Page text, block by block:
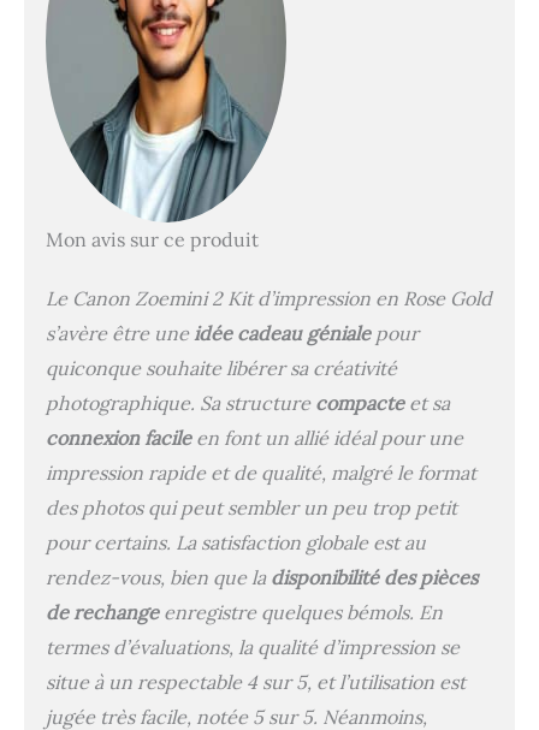
CONNECTIVITÉ
IMPECCABLE : reliez
votre mini imprimante
instantanément à
n'importe quel
smartphone à l'aide de la
fonction Bluetooth 5.0
où que vos aventures
ENCRE ET EN COULEUR
: profitez d'une
impression écologique
grâce à la technologie
d'obtenir des photos aux
couleurs vibrantes sans
le tracas lié au
remplacement de
cartouches d'encre sur
votre petite imprimante
photo. RECHARGEZ-LA
ET C'EST PARTI : avec
une batterie intégrée
pouvant couvrir environ
charge et un système de
recharge rapide de type
Mon avis sur ce produit
Le Canon Zoemini 2 Kit d’impression en Rose Gold
s’avère être une idée cadeau génialepour
quiconque souhaite libérer sa créativité
photographique. Sa structure compacteet sa
connexion facileen font un allié idéal pour une
impression rapide et de qualité, malgré le format
des photos qui peut sembler un peu trop petit
pour certains. La satisfaction globale est au
rendez-vous, bien que la disponibilité des pièces
de rechangeenregistre quelques bémols. En
termes d’évaluations, la qualité d’impression se
situe à un respectable 4 sur 5, et l’utilisation est
jugée très facile, notée 5 sur 5. Néanmoins,